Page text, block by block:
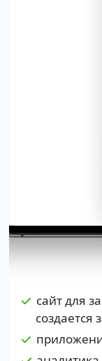
сайт для
создается